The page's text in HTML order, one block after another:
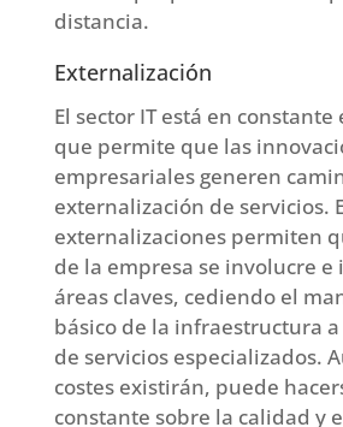
distancia.
Externalización
El sector IT está en
que permite que las
empresariales generen
externalización de servicios.
externalizaciones permiten
de la empresa se involucre
áreas claves, cediendo el
básico de la infraestructura
de servicios especializados.
costes existirán, puede
constante sobre la calidad y